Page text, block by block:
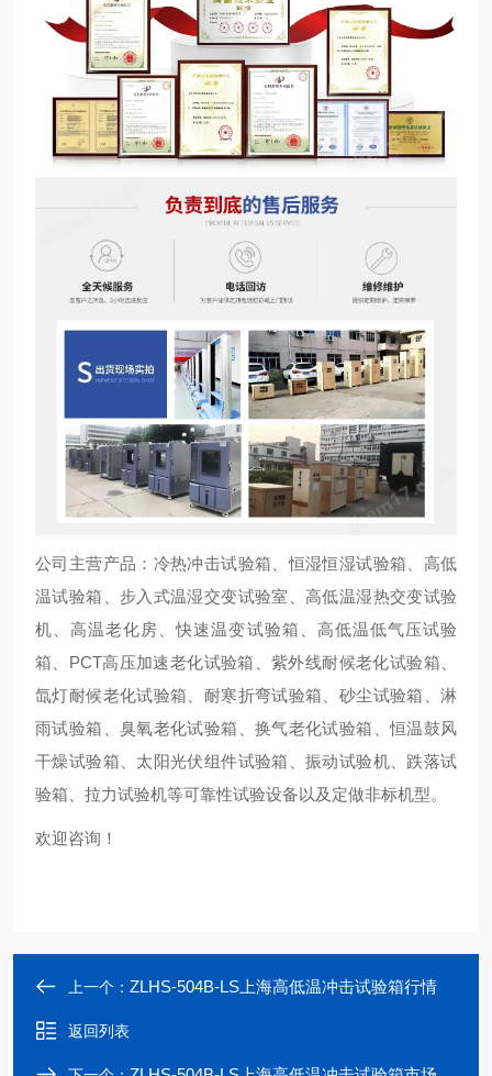
公司主营产品：冷热冲击试验箱、恒湿恒湿试验箱、高低
温试验箱、步入式温湿交变试验室、高低温湿热交变试验
机、高温老化房、快速温变试验箱、高低温低气压试验
箱、PCT高压加速老化试验箱、紫外线耐候老化试验箱、
氙灯耐候老化试验箱、耐寒折弯试验箱、砂尘试验箱、淋
雨试验箱、臭氧老化试验箱、换气老化试验箱、恒温鼓风
干燥试验箱、太阳光伏组件试验箱、振动试验机、跌落试
验箱、拉力试验机等可靠性试验设备以及定做非标机型。
欢迎咨询！
上一个： ZLHS-504B-LS上海高低温冲击试验箱行情
返回列表